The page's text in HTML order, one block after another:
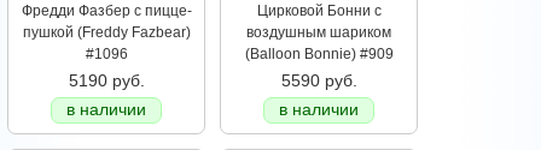
Фредди Фазбер с пицце-
пушкой (Freddy Fazbear)
#1096
5190 руб.
в наличии
Цирковой Бонни с
воздушным шариком
(Balloon Bonnie) #909
5590 руб.
в наличии